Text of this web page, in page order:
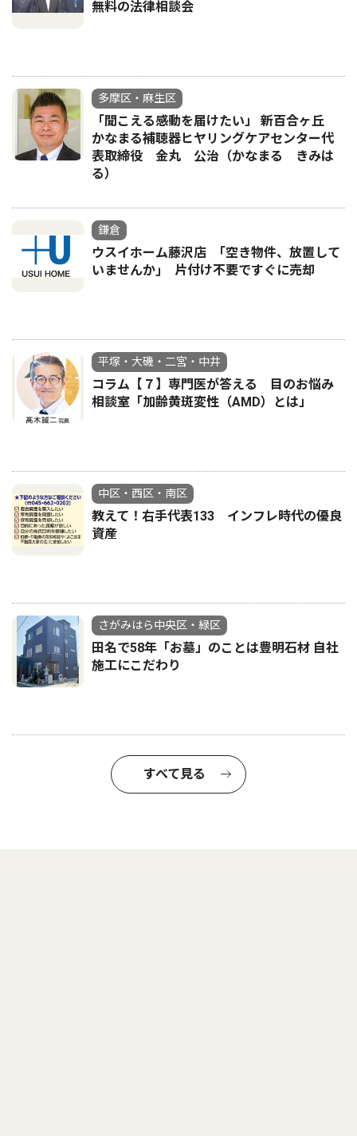
無料の法律相談会
多摩区・麻生区
「聞こえる感動を届けたい」 新百合ヶ丘
かなまる補聴器ヒヤリングケアセンター代
表取締役 金丸 公治（かなまる きみは
る）
鎌倉
ウスイホーム藤沢店 ｢空き物件、放置して
いませんか｣ 片付け不要ですぐに売却
平塚・大磯・二宮・中井
コラム【７】専門医が答える 目のお悩み
相談室「加齢黄斑変性（AMD）とは」
中区・西区・南区
教えて！右手代表133 インフレ時代の優良
資産
さがみはら中央区・緑区
田名で58年「お墓」のことは豊明石材 自社
施工にこだわり
すべて見る